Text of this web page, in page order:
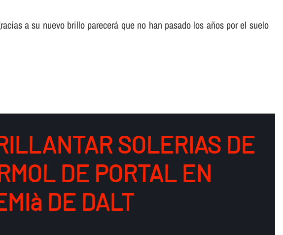
a su nuevo brillo parecerá que no han pasado los años por el suelo
SOLERIAS DE
DE PORTAL EN
DE DALT